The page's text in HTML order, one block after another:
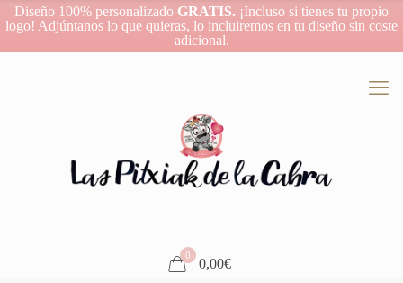
Diseño 100% personalizado GRATIS. ¡Incluso si tienes tu propio
logo! Adjúntanos lo que quieras, lo incluiremos en tu diseño sin coste
adicional.
0
0,00€